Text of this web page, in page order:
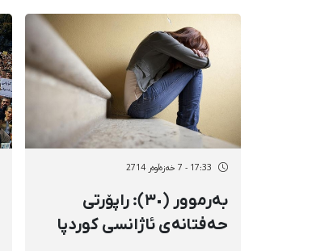
17:33 - 7 خەزەڵوەر 2714
بەرموور (٣٠): راپۆرتی
حەفتانەی ئاژانسی کوردپا